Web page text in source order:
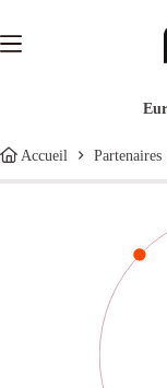
contenu
Accueil Partenaires